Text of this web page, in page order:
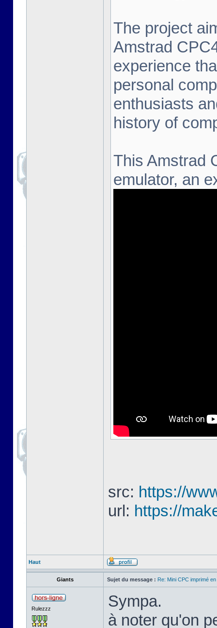
The project
Amstrad
experience
personal
enthusiasts
history of
This Amstrad
emulator, an
src: https://
url: https://
Haut
Giants Sujet du message : Re: Mini CPC imprimé
Rulezzz
Sympa.
à noter qu'on